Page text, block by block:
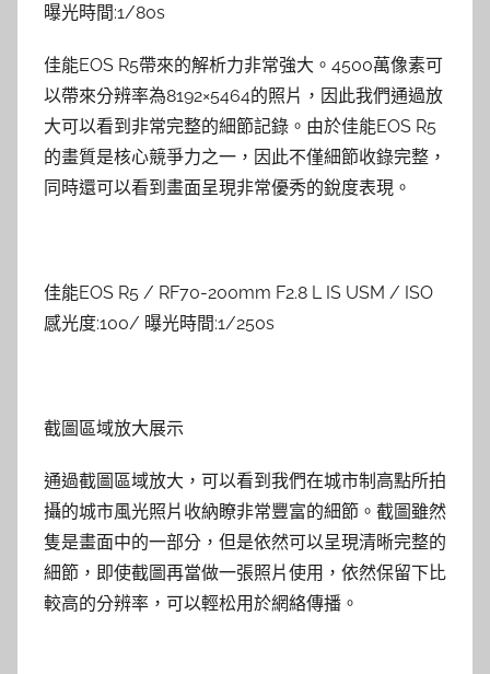
曝光時間:1/80s
佳能EOS R5帶來的解析力非常強大。4500萬像素可
以帶來分辨率為8192×5464的照片，因此我們通過放
大可以看到非常完整的細節記錄。由於佳能EOS R5
的畫質是核心競爭力之一，因此不僅細節收錄完整，
同時還可以看到畫面呈現非常優秀的銳度表現。
佳能EOS R5 / RF70-200mm F2.8 L IS USM / ISO
感光度:100/ 曝光時間:1/250s
截圖區域放大展示
通過截圖區域放大，可以看到我們在城市制高點所拍
攝的城市風光照片收納瞭非常豐富的細節。截圖雖然
隻是畫面中的一部分，但是依然可以呈現清晰完整的
細節，即使截圖再當做一張照片使用，依然保留下比
較高的分辨率，可以輕松用於網絡傳播。